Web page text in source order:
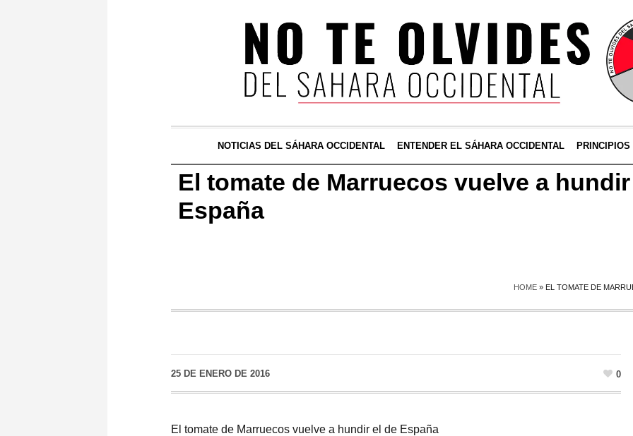
NOTICIAS DEL SÁHARA OCCIDENTAL ENTENDER EL SÁHARA OCCIDENTAL
El tomate de Marruecos vuelve a
España
HOME » EL TOMATE DE
25 DE ENERO DE 2016 0
El tomate de Marruecos vuelve a hundir el de España